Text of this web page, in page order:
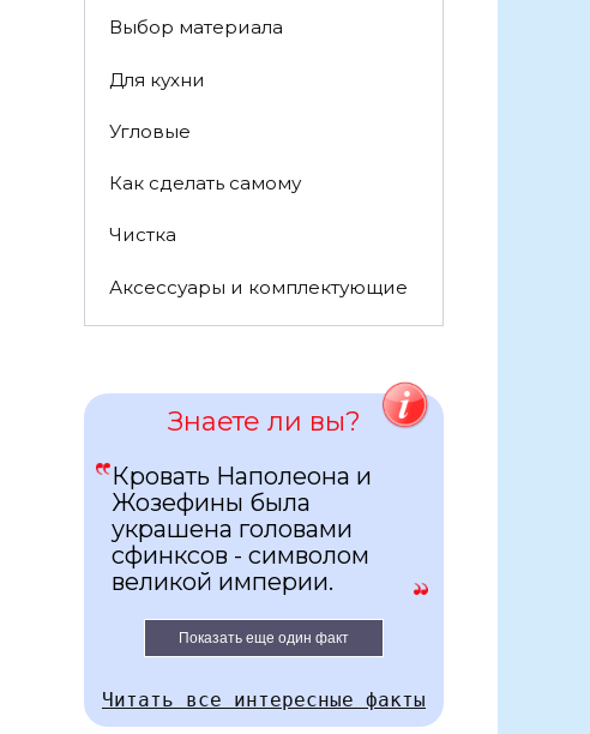
Выбор материала
Для кухни
Угловые
Как сделать самому
Чистка
Аксессуары и комплектующие
Знаете ли вы?
Кровать Наполеона и
Жозефины была
украшена головами
сфинксов - символом
великой империи.
Показать еще один факт
Читать все интересные факты